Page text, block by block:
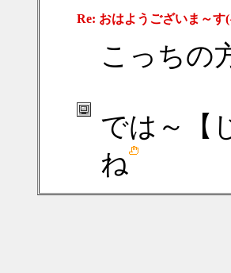
Re: おはようございま～す
こっちの
では～【
ね